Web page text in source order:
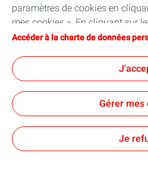
Cookies et confidentialité
Accessibilité:
paramètres de cookies en
mes cookies ». En cliquant sur le
vous acceptez le dépôt de
techniques nécessaires au bon
seront utilisés. Pour plus
consulter la page « Charte de
traceurs ».
Accéder à la charte de données
Gérer mes
Je